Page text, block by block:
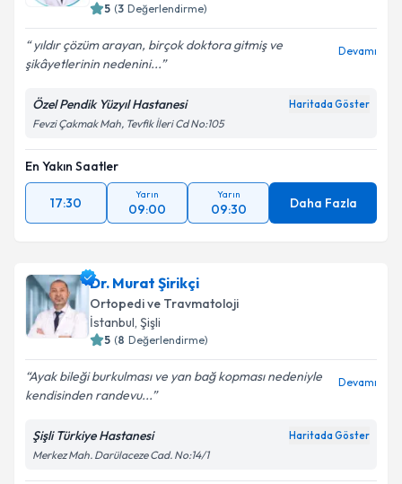
5 (3 Değerlendirme)
yıldır çözüm arayan, birçok doktora gitmiş ve
şikâyetlerinin nedenini...
Devamı
Özel Pendik Yüzyıl Hastanesi Haritada Göster
Fevzi Çakmak Mah, Tevfik İleri Cd No:105
En Yakın Saatler
17:30
Yarın
09:00
Yarın
09:30 Daha Fazla
Dr. Murat Şirikçi
Ortopedi ve Travmatoloji
İstanbul, Şişli
5 (8 Değerlendirme)
Ayak bileği burkulması ve yan bağ kopması nedeniyle
kendisinden randevu...
Devamı
Şişli Türkiye Hastanesi Haritada Göster
Merkez Mah. Darülaceze Cad. No:14/1